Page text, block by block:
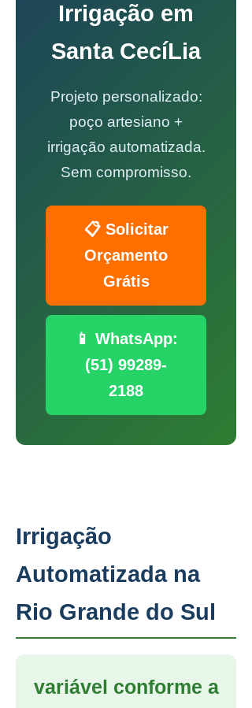
Irrigação em
Santa CecíLia
Projeto personalizado:
poço artesiano +
irrigação automatizada.
Sem compromisso.
📋 Solicitar
Orçamento
Grátis
📱 WhatsApp:
(51) 99289-
2188
Irrigação
Automatizada na
Rio Grande do Sul
variável conforme a